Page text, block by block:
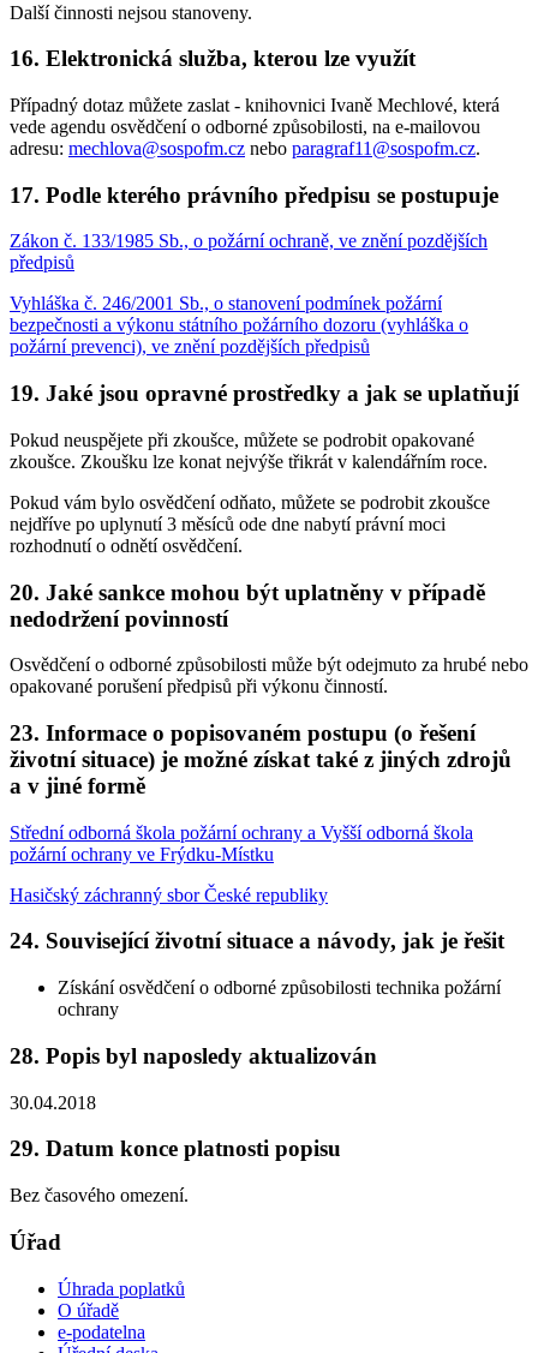
Další činnosti nejsou stanoveny.
16. Elektronická služba, kterou lze využít
Případný dotaz můžete zaslat - knihovnici Ivaně Mechlové, která
vede agendu osvědčení o odborné způsobilosti, na e-mailovou
adresu: mechlova@sospofm.cz nebo paragraf11@sospofm.cz.
17. Podle kterého právního předpisu se postupuje
Zákon č. 133/1985 Sb., o požární ochraně, ve znění pozdějších
předpisů
Vyhláška č. 246/2001 Sb., o stanovení podmínek požární
bezpečnosti a výkonu státního požárního dozoru (vyhláška o
požární prevenci), ve znění pozdějších předpisů
19. Jaké jsou opravné prostředky a jak se uplatňují
Pokud neuspějete při zkoušce, můžete se podrobit opakované
zkoušce. Zkoušku lze konat nejvýše třikrát v kalendářním roce.
Pokud vám bylo osvědčení odňato, můžete se podrobit zkoušce
nejdříve po uplynutí 3 měsíců ode dne nabytí právní moci
rozhodnutí o odnětí osvědčení.
20. Jaké sankce mohou být uplatněny v případě
nedodržení povinností
Osvědčení o odborné způsobilosti může být odejmuto za hrubé nebo
opakované porušení předpisů při výkonu činností.
23. Informace o popisovaném postupu (o řešení
životní situace) je možné získat také z jiných zdrojů
a v jiné formě
Střední odborná škola požární ochrany a Vyšší odborná škola
požární ochrany ve Frýdku-Místku
Hasičský záchranný sbor České republiky
24. Související životní situace a návody, jak je řešit
Získání osvědčení o odborné způsobilosti technika požární
ochrany
28. Popis byl naposledy aktualizován
30.04.2018
29. Datum konce platnosti popisu
Bez časového omezení.
Úřad
Úhrada poplatků
O úřadě
e-podatelna